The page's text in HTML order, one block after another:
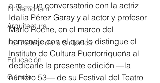
In Memoriam
Arquitectura
Los rostros de la Sinfónica
Educación
Ciencia
a.m.— un conversatorio con la actriz
Idalia Pérez Garay y al actor y profesor
Mario Roche, en el marco del
homenaje con el que lo distingue el
Instituto de Cultura Puertorriqueña al
dedicarle la presente edición —la
número 53— de su Festival del Teatro